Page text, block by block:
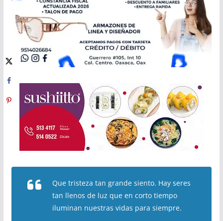
Que tristeza tan grande siento. Hay seres
tan llenos de luz que en corto tiempo
iluminan nuestras vidas para siempre.